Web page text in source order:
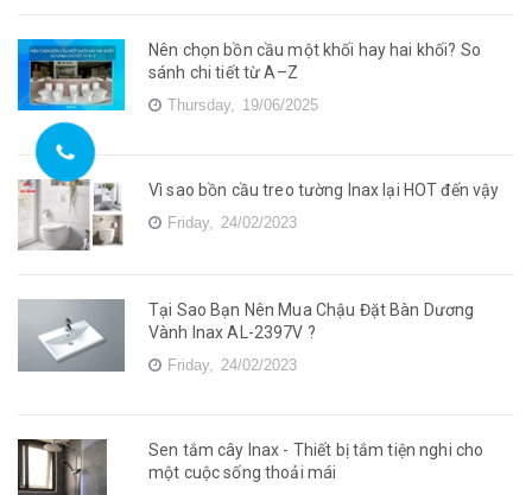
Nên chọn bồn cầu một khối hay hai khối? So
sánh chi tiết từ A–Z
Thursday, 19/06/2025
Vì sao bồn cầu treo tường Inax lại HOT đến vậy
Friday, 24/02/2023
Tại Sao Bạn Nên Mua Chậu Đặt Bàn Dương
Vành Inax AL-2397V ?
Friday, 24/02/2023
Sen tắm cây Inax - Thiết bị tắm tiện nghi cho
một cuộc sống thoải mái